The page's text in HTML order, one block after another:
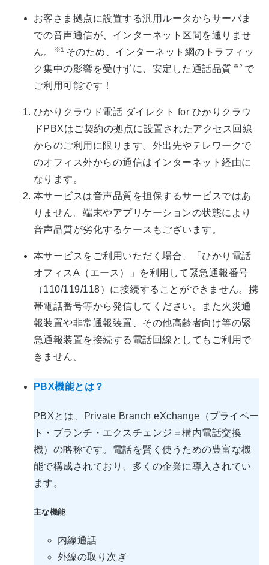
お客さま拠点に設置する汎用ルータからサーバま
での音声通信が、インターネット区間を通りませ
ん。
※1 そのため、インターネット網のトラフィッ
ク集中の影響を受けずに、安定した通話品質 ※2 で
ご利用可能です！
ひかりクラウド電話 ダイレクト for ひかりクラウ
ドPBXはご契約の拠点に設置されたアクセス回線
からのご利用に限ります。外出先やテレワークで
のオフィス外からの通信はインターネット経由に
なります。
本サービスは音声品質を担保するサービスではあ
りません。端末やアプリケーションの状態により
音声品質が劣化するケースもございます。
本サービスをご利用いただく場合、「ひかり電話
オフィスA（エース）」を利用して緊急通報番号
（110/119/118）に接続することができません。携
帯電話番号等から発信してください。また火災通
報装置や非常通報装置、その他高齢者向け等の緊
急通報装置を接続する電話回線としてもご利用で
きません。
PBX機能とは？
PBXとは、Private Branch eXchange（プライベー
ト・ブランチ・エクスチェンジ＝構内電話交換
機）の略称です。電話を賢く使うための豊富な機
能で構成されており、多くの企業に導入されてい
ます。
主な機能
内線通話
外線の取り次ぎ